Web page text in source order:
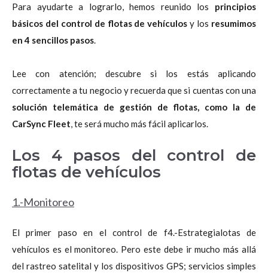
Para ayudarte a lograrlo, hemos reunido los principios
básicos del control de flotas de vehículos y los resumimos
en 4 sencillos pasos.
Lee con atención; descubre si los estás aplicando
correctamente a tu negocio y recuerda que si cuentas con una
solución telemática de gestión de flotas, como la de
CarSync Fleet, te será mucho más fácil aplicarlos.
Los 4 pasos del control de
flotas de vehículos
1.-Monitoreo
El primer paso en el control de f4.-Estrategialotas de
vehículos es el monitoreo. Pero este debe ir mucho más allá
del rastreo satelital y los dispositivos GPS; servicios simples